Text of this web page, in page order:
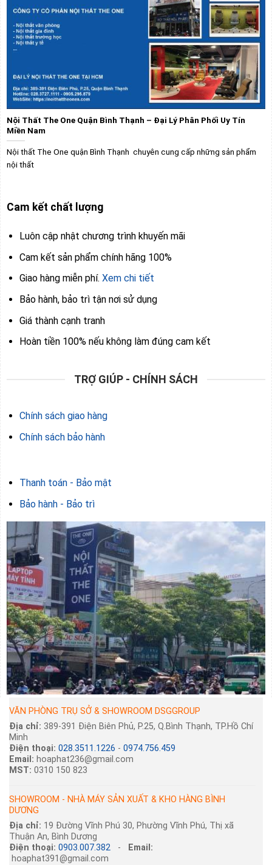
Nội Thất The One Quận Bình Thạnh – Đại Lý Phân Phối Uy Tín
Miền Nam
Nội thất The One quận Bình Thạnh chuyên cung cấp những sản phẩm
nội thất
Cam kết chất lượng
Luôn cập nhật chương trình khuyến mãi
Cam kết sản phẩm chính hãng 100%
Giao hàng miễn phí. Xem chi tiết
Bảo hành, bảo trì tận nơi sử dụng
Giá thành cạnh tranh
Hoàn tiền 100% nếu không làm đúng cam kết
TRỢ GIÚP - CHÍNH SÁCH
Chính sách giao hàng
Chính sách bảo hành
Thanh toán - Bảo mật
Bảo hành - Bảo trì
VĂN PHÒNG TRỤ SỞ & SHOWROOM DSGGROUP
Địa chỉ: 389-391 Điện Biên Phủ, P.25, Q.Bình Thạnh, TP.Hồ Chí
Minh
Điện thoại: 028.3511.1226 - 0974.756.459
Email: hoaphat236@gmail.com
MST: 0310 150 823
SHOWROOM - NHÀ MÁY SẢN XUẤT & KHO HÀNG BÌNH
DƯƠNG
Địa chỉ: 19 Đường Vĩnh Phú 30, Phường Vĩnh Phú, Thị xã
Thuận An, Bình Dương
Điện thoại: 0903.007.382- Email:
hoaphat391@gmail.com